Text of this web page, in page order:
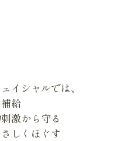
イシャルでは、
給
激から守る
しくほぐす